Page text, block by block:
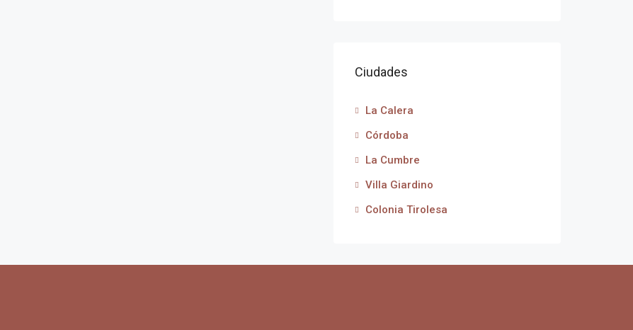
Ciudades
La Calera
Córdoba
La Cumbre
Villa Giardino
Colonia Tirolesa